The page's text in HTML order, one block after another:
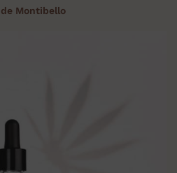
Montibello